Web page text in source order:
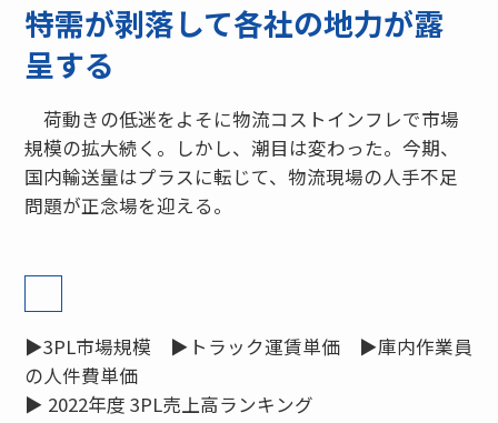
特需が剥落して各社の地力が露
呈する
荷動きの低迷をよそに物流コストインフレで市場
規模の拡大続く。しかし、潮目は変わった。今期、
国内輸送量はプラスに転じて、物流現場の人手不足
問題が正念場を迎える。
▶3PL市場規模 ▶トラック運賃単価 ▶庫内作業員
の人件費単価
▶ 2022年度 3PL売上高ランキング